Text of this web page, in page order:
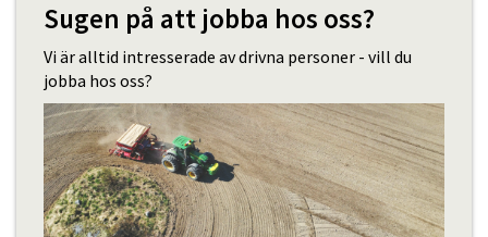
Sugen på att jobba hos oss?
Vi är alltid intresserade av drivna personer - vill du
jobba hos oss?